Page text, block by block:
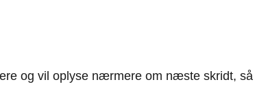
og vil oplyse nærmere om næste skridt,